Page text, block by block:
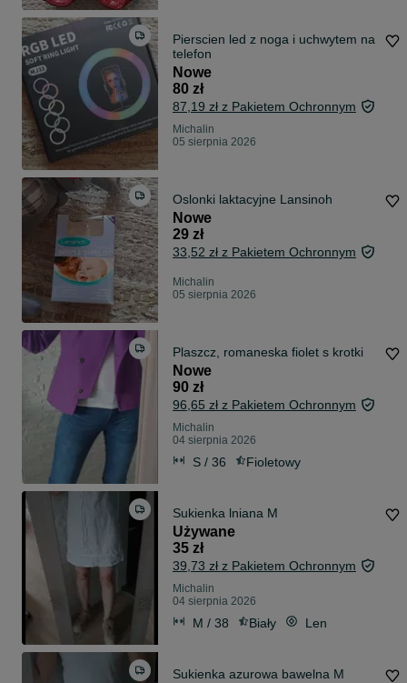
Pierscien led z noga i uchwytem na
telefon
Nowe
80 zł
87,19 zł z Pakietem Ochronnym
Michalin
05 sierpnia 2026
Oslonki laktacyjne Lansinoh
Nowe
29 zł
33,52 zł z Pakietem Ochronnym
Michalin
05 sierpnia 2026
Plaszcz, romaneska fiolet s krotki
Nowe
90 zł
96,65 zł z Pakietem Ochronnym
Michalin
04 sierpnia 2026
S / 36 Fioletowy
Sukienka lniana M
Używane
35 zł
39,73 zł z Pakietem Ochronnym
Michalin
04 sierpnia 2026
M / 38 Biały Len
Sukienka azurowa bawelna M